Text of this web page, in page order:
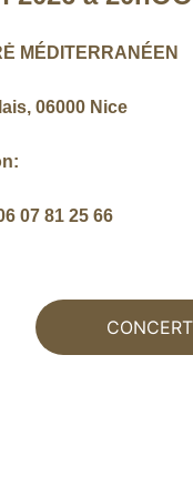
MÉDITERRANÉEN
06000 Nice
07 81 25 66